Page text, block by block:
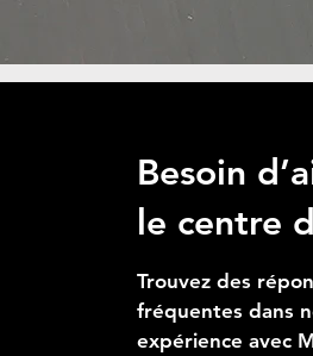
Besoin
le centre
Trouvez des
fréquentes dans
expérience avec